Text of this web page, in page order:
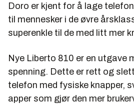
Doro er kjent for å lage
til mennesker i de øvre
superenkle til de med litt mer
Nye Liberto 810 er en utgave
spenning. Dette er rett og
telefon med fysiske knapper,
apper som gjør den mer